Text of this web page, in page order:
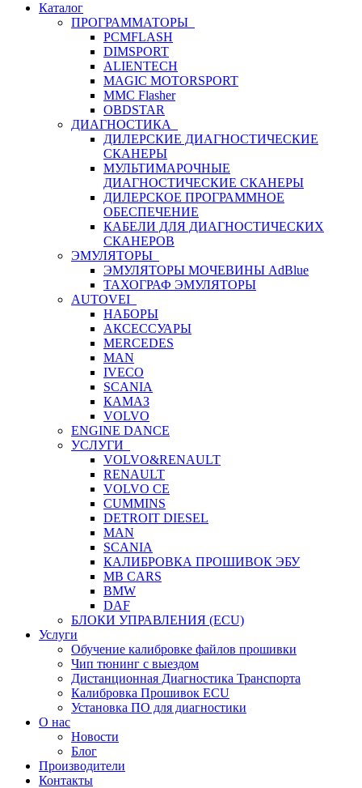
Каталог
ПРОГРАММАТОРЫ
PCMFLASH
DIMSPORT
ALIENTECH
MAGIC MOTORSPORT
MMC Flasher
OBDSTAR
ДИАГНОСТИКА
ДИЛЕРСКИЕ ДИАГНОСТИЧЕСКИЕ
СКАНЕРЫ
МУЛЬТИМАРОЧНЫЕ
ДИАГНОСТИЧЕСКИЕ СКАНЕРЫ
ДИЛЕРСКОЕ ПРОГРАММНОЕ
ОБЕСПЕЧЕНИЕ
КАБЕЛИ ДЛЯ ДИАГНОСТИЧЕСКИХ
СКАНЕРОВ
ЭМУЛЯТОРЫ
ЭМУЛЯТОРЫ МОЧЕВИНЫ АdBlue
ТАХОГРАФ ЭМУЛЯТОРЫ
AUTOVEI
НАБОРЫ
АКСЕССУАРЫ
MERCEDES
MAN
IVECO
SCANIA
КАМАЗ
VOLVO
ENGINE DANCE
УСЛУГИ
VOLVO&RENAULT
RENAULT
VOLVO CE
CUMMINS
DETROIT DIESEL
MAN
SCANIA
КАЛИБРОВКА ПРОШИВОК ЭБУ
MB CARS
BMW
DAF
БЛОКИ УПРАВЛЕНИЯ (ECU)
Услуги
Обучение калибровке файлов прошивки
Чип тюнинг с выездом
Дистанционная Диагностика Транспорта
Калибровка Прошивок ECU
Установка ПО для диагностики
О нас
Новости
Блог
Производители
Контакты